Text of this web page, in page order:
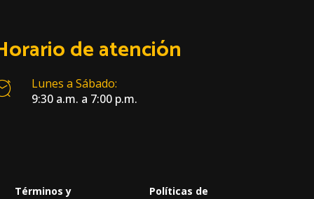
de atención
Lunes a Sábado:
9:30 a.m. a 7:00 p.m.
Términos y
Políticas de